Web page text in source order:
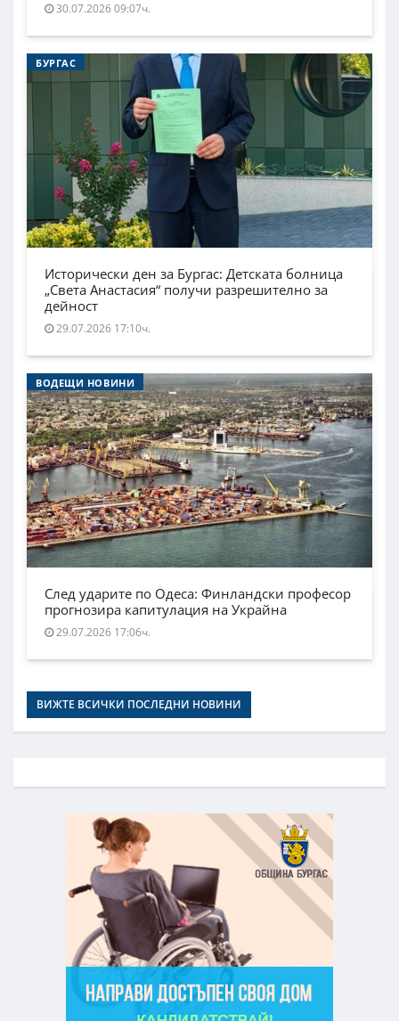
30.07.2026 09:07ч.
БУРГАС
Исторически ден за Бургас: Детската болница
„Света Анастасия“ получи разрешително за
дейност
29.07.2026 17:10ч.
ВОДЕЩИ НОВИНИ
След ударите по Одеса: Финландски професор
прогнозира капитулация на Украйна
29.07.2026 17:06ч.
ВИЖТЕ ВСИЧКИ ПОСЛЕДНИ НОВИНИ